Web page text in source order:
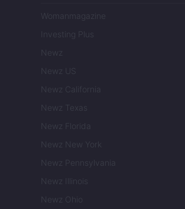
Womanmagazine
Investing Plus
Newz
Newz US
Newz California
Newz Texas
Newz Florida
Newz New York
Newz Pennsylvania
Newz Illinois
Newz Ohio